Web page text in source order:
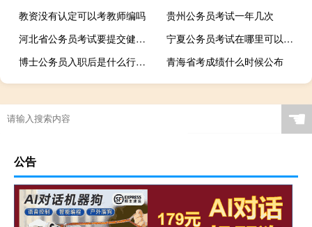
教资没有认定可以考教师编吗
贵州公务员考试一年几次
河北省公务员考试要提交健康承诺书吗
宁夏公务员考试在哪里可以进行报名
博士公务员入职后是什么行政级别
青海省考成绩什么时候公布
☚
公告